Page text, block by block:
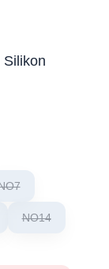
Silikon
NO14